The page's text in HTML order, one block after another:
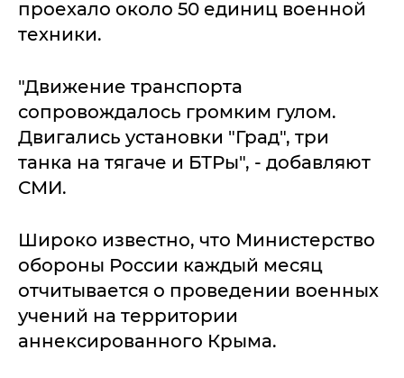
проехало около 50 единиц военной
техники.
"Движение транспорта
сопровождалось громким гулом.
Двигались установки "Град", три
танка на тягаче и БТРы", - добавляют
СМИ.
Широко известно, что Министерство
обороны России каждый месяц
отчитывается о проведении военных
учений на территории
аннексированного Крыма.